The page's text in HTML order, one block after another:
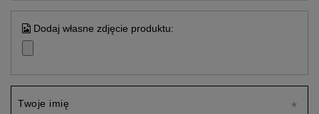
Dodaj własne zdjęcie produktu:
Twoje imię